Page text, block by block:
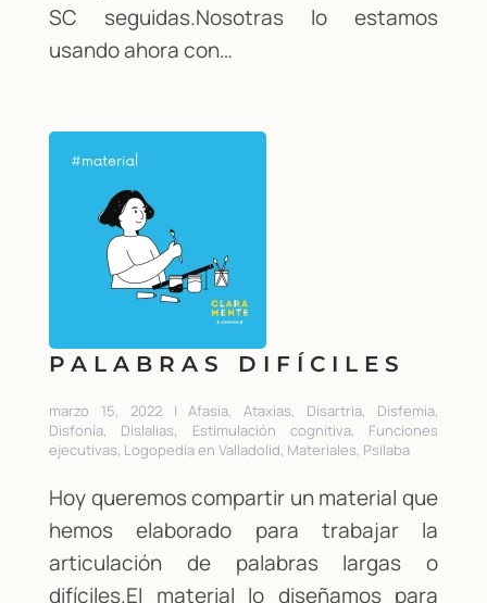
SC seguidas.Nosotras lo estamos
usando ahora con…
PALABRAS DIFÍCILES
marzo 15, 2022 | Afasia, Ataxias, Disartria, Disfemia,
Disfonía, Dislalias, Estimulación cognitiva, Funciones
ejecutivas, Logopedia en Valladolid, Materiales, Psilaba
Hoy queremos compartir un material que
hemos elaborado para trabajar la
articulación de palabras largas o
difíciles.El material lo diseñamos para